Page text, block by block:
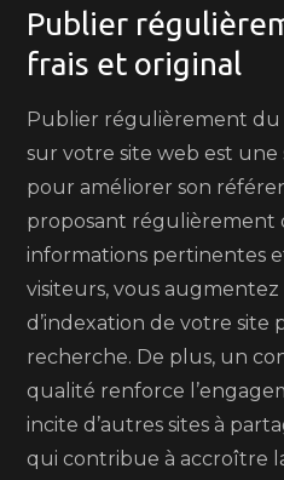
Publier
frais et original
Publier régulièrement du
sur votre site web est une
pour améliorer son
proposant régulièrement
informations pertinentes
visiteurs, vous
d’indexation de votre site
recherche. De plus, un
qualité renforce
incite d’autres sites à
qui contribue à accroître